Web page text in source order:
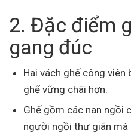
2. Đặc điểm
gang đúc
Hai vách ghế công
ghế vững chãi hơn.
Ghế gồm các nan ngồi
người ngồi thư giãn